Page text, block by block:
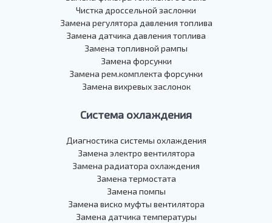
Чистка дроссельной заслонки
Замена регулятора давления топлива
Замена датчика давления топлива
Замена топливной рампы
Замена форсунки
Замена рем.комплекта форсунки
Замена вихревых заслонок
Система охлаждения
Диагностика системы охлаждения
Замена электро вентилятора
Замена радиатора охлаждения
Замена термостата
Замена помпы
Замена виско муфты вентилятора
Замена датчика температуры